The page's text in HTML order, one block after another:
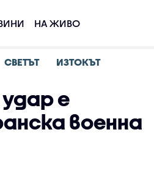
НА ЖИВО
СВЕТЪТ ИЗТОКЪТ
е
военна